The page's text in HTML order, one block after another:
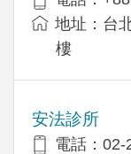
地址：台
樓
安法診所
電話：02-